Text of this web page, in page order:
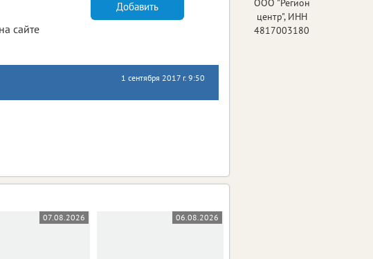
сайте
Добавить
1 сентября 2017 г. 9:50
07.08.2026 06.08.2026
центр", ИНН
4817003180